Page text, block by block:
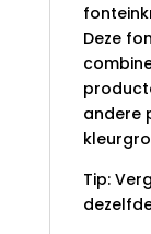
Deze
andere
Tip: